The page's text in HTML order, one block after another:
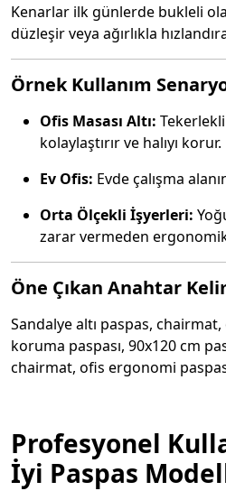
Kenarlar ilk günlerde bukleli
düzleşir veya ağırlıkla
Örnek Kullanım
Ofis Masası Altı:
kolaylaştırır ve halıyı korur.
Ev Ofis: Evde çalışma
Orta Ölçekli İşyerleri:
zarar vermeden
Öne Çıkan Anahtar
Sandalye altı paspas,
koruma paspası, 90x120 cm
chairmat, ofis ergonomi
Profesyonel
İyi Paspas